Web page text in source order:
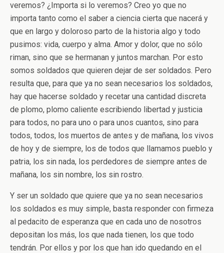
veremos? ¿Importa si lo veremos? Creo yo que no
importa tanto como el saber a ciencia cierta que nacerá y
que en largo y doloroso parto de la historia algo y todo
pusimos: vida, cuerpo y alma. Amor y dolor, que no sólo
riman, sino que se hermanan y juntos marchan. Por esto
somos soldados que quieren dejar de ser soldados. Pero
resulta que, para que ya no sean necesarios los soldados,
hay que hacerse soldado y recetar una cantidad discreta
de plomo, plomo caliente escribiendo libertad y justicia
para todos, no para uno o para unos cuantos, sino para
todos, todos, los muertos de antes y de mañana, los vivos
de hoy y de siempre, los de todos que llamamos pueblo y
patria, los sin nada, los perdedores de siempre antes de
mañana, los sin nombre, los sin rostro.
Y ser un soldado que quiere que ya no sean necesarios
los soldados es muy simple, basta responder con firmeza
al pedacito de esperanza que en cada uno de nosotros
depositan los más, los que nada tienen, los que todo
tendrán. Por ellos y por los que han ido quedando en el